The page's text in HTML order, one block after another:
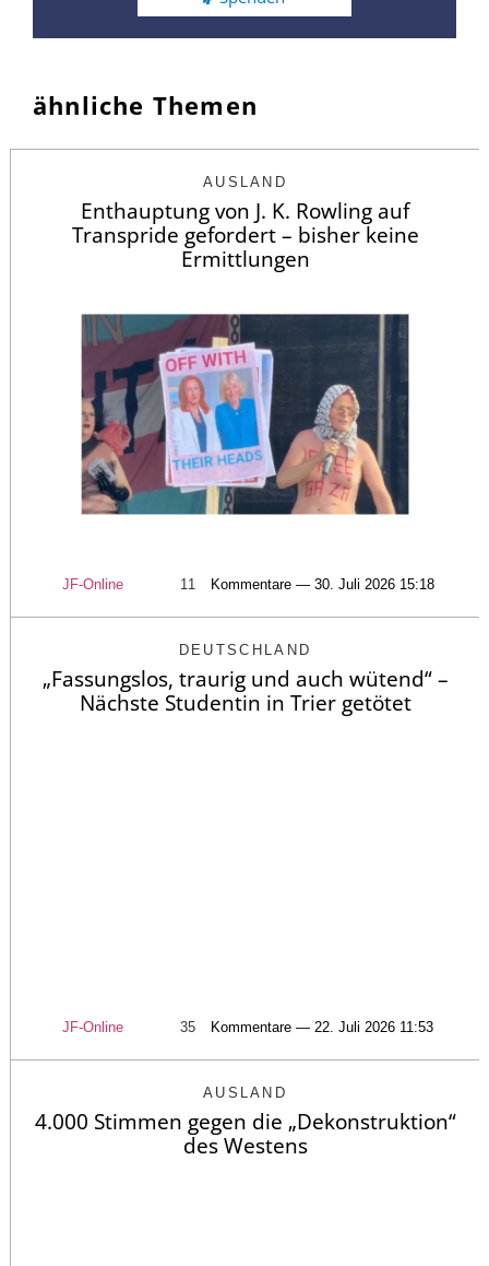
ähnliche Themen
AUSLAND
Enthauptung von J. K. Rowling auf
Transpride gefordert – bisher keine
Ermittlungen
JF-Online 11 Kommentare — 30. Juli 2026 15:18
DEUTSCHLAND
„Fassungslos, traurig und auch wütend“ –
Nächste Studentin in Trier getötet
JF-Online 35 Kommentare — 22. Juli 2026 11:53
AUSLAND
4.000 Stimmen gegen die „Dekonstruktion“
des Westens